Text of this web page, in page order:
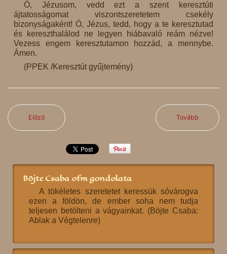
Ó, Jézusom, vedd ezt a szent keresztúti
ájtatosságomat viszontszeretetem csekély
bizonyságaként! Ó, Jézus, tedd, hogy a te keresztutad
és kereszthalálod ne legyen hiábavaló reám nézve!
Vezess engem keresztutamon hozzád, a mennybe.
Ámen.
(PPEK /Keresztút gyűjtemény)
Előző Tovább
Böjte Csaba ofm gondolata
A tökéletes szeretetet keressük sóvárogva
ezen a földön, de ember soha nem tudja
teljesen betölteni a vágyainkat. (Böjte Csaba:
Ablak a Végtelenre)